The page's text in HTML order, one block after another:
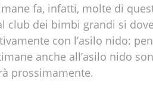
fa, infatti, molte di
club dei bimbi grandi si
con l’asilo nido:
anche all’asilo nido
prossimamente.